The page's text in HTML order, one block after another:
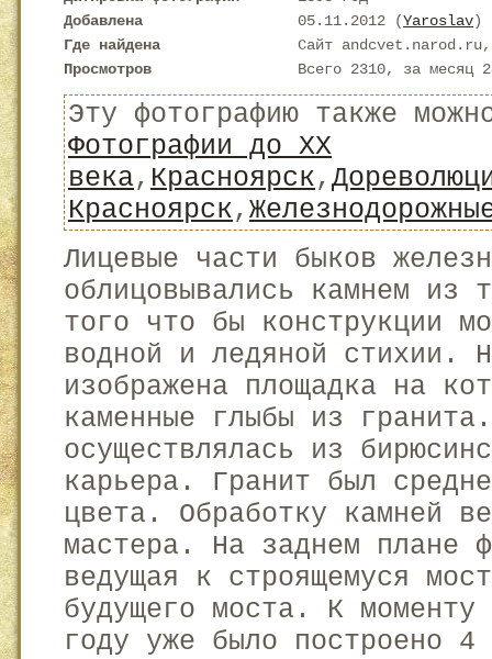
Добавлена
05.11.2012 (Yaroslav)
Где найдена
Сайт andcvet.narod.ru,
Просмотров
Всего 2310, за месяц
Эту фотографию также
Фотографии до XX
века, Красноярск,
Красноярск,
Лицевые части быков
облицовывались камнем из
того что бы конструкции
водной и ледяной стихии.
изображена площадка на
каменные глыбы из
осуществлялась из
карьера. Гранит был
цвета. Обработку камней
мастера. На заднем плане
ведущая к строящемуся
будущего моста. К
году уже было построено